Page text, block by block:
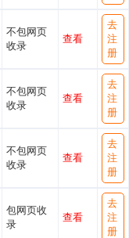
不包网页
收录
查看
去
注
册
不包网页
收录
查看
去
注
册
不包网页
收录
查看
去
注
册
包网页收
录
查看
去
注
册